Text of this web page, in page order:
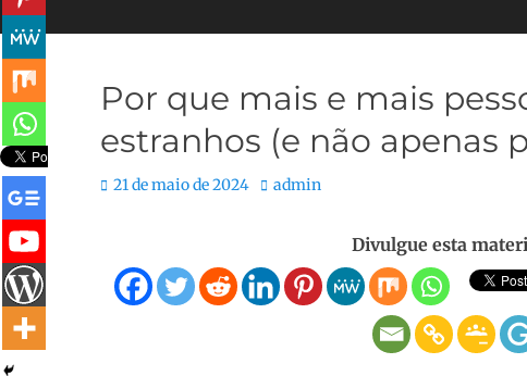
Por que mais e mais
estranhos (e não apenas
Posted
21 de maio de 2024 Autor:
admin
Divulgue esta